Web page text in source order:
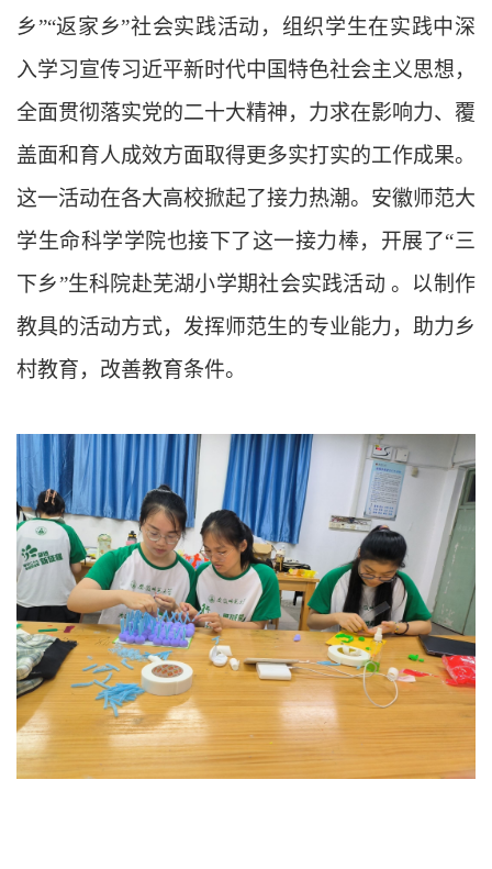
乡”“返家乡”社会实践活动，组织学生在实践中深
入学习宣传习近平新时代中国特色社会主义思想，
全面贯彻落实党的二十大精神，力求在影响力、覆
盖面和育人成效方面取得更多实打实的工作成果。
这一活动在各大高校掀起了接力热潮。安徽师范大
学生命科学学院也接下了这一接力棒，开展了“三
下乡”生科院赴芜湖小学期社会实践活动 。以制作
教具的活动方式，发挥师范生的专业能力，助力乡
村教育，改善教育条件。